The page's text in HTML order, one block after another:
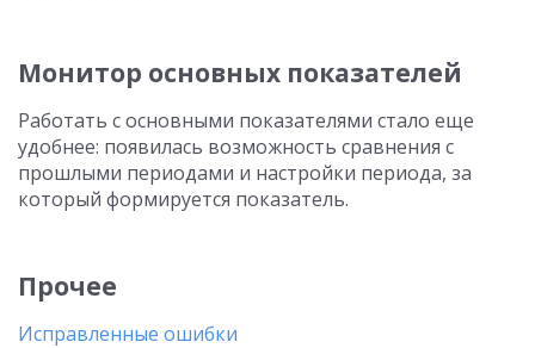
Монитор основных показателей
Работать с основными показателями стало еще
удобнее: появилась возможность сравнения с
прошлыми периодами и настройки периода, за
который формируется показатель.
Прочее
Исправленные ошибки